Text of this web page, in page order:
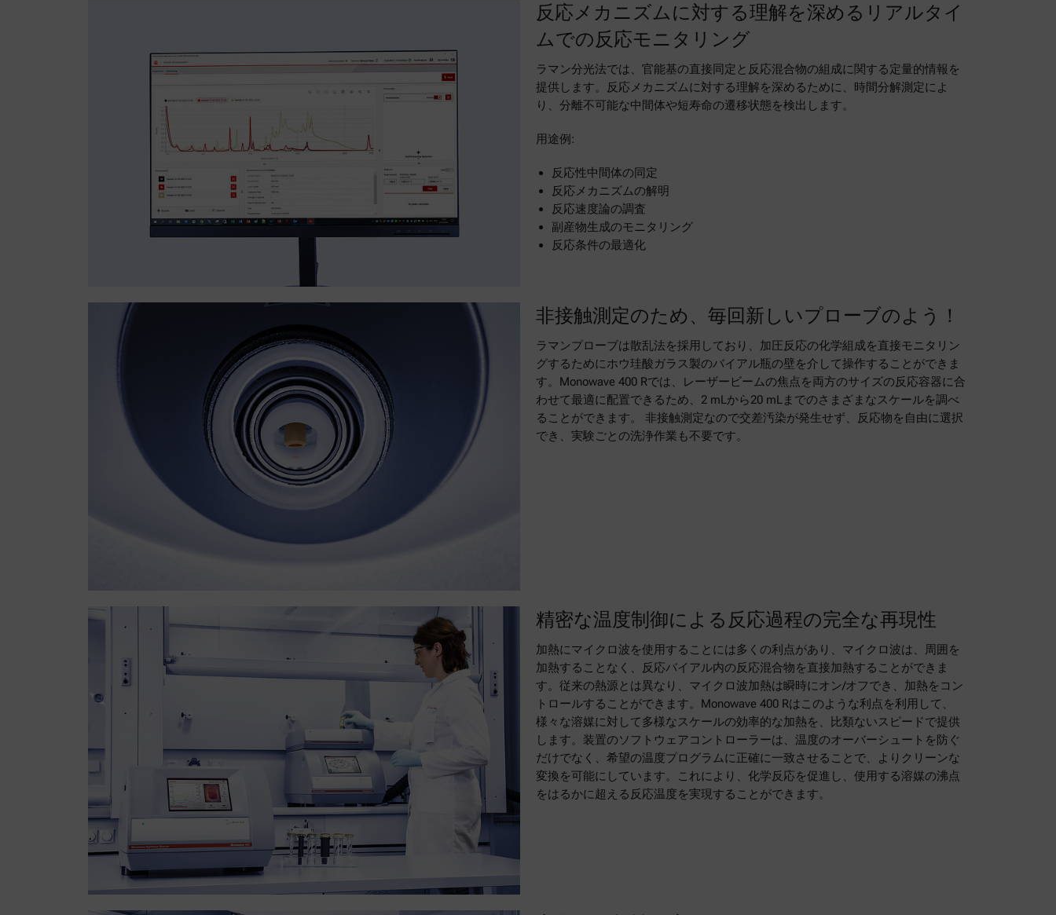
反応メカニズムに対する理解を深めるリアルタイ
ムでの反応モニタリング
ラマン分光法では、官能基の直接同定と反応混合物の組成に関する定量的情報を
提供します。反応メカニズムに対する理解を深めるために、時間分解測定によ
り、分離不可能な中間体や短寿命の遷移状態を検出します。
用途例:
反応性中間体の同定
反応メカニズムの解明
反応速度論の調査
副産物生成のモニタリング
反応条件の最適化
非接触測定のため、毎回新しいプローブのよう！
ラマンプローブは散乱法を採用しており、加圧反応の化学組成を直接モニタリン
グするためにホウ珪酸ガラス製のバイアル瓶の壁を介して操作することができま
す。Monowave 400 Rでは、レーザービームの焦点を両方のサイズの反応容器に合
わせて最適に配置できるため、2 mLから20 mLまでのさまざまなスケールを調べ
ることができます。 非接触測定なので交差汚染が発生せず、反応物を自由に選択
でき、実験ごとの洗浄作業も不要です。
精密な温度制御による反応過程の完全な再現性
加熱にマイクロ波を使用することには多くの利点があり、マイクロ波は、周囲を
加熱することなく、反応バイアル内の反応混合物を直接加熱することができま
す。従来の熱源とは異なり、マイクロ波加熱は瞬時にオン/オフでき、加熱をコン
トロールすることができます。Monowave 400 Rはこのような利点を利用して、
様々な溶媒に対して多様なスケールの効率的な加熱を、比類ないスピードで提供
します。装置のソフトウェアコントローラーは、温度のオーバーシュートを防ぐ
だけでなく、希望の温度プログラムに正確に一致させることで、よりクリーンな
変換を可能にしています。これにより、化学反応を促進し、使用する溶媒の沸点
をはるかに超える反応温度を実現することができます。